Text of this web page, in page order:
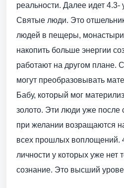
реальности. Далее идет 4.3-
Святые люди. Это
людей в пещеры, монастыри
накопить больше энергии
работают на другом плане.
могут преобразовывать
Бабу, который мог
золото. Эти люди уже после
при желании возращаются
всех прошлых воплощений.
личности у которых уже нет
сознание. Это высший